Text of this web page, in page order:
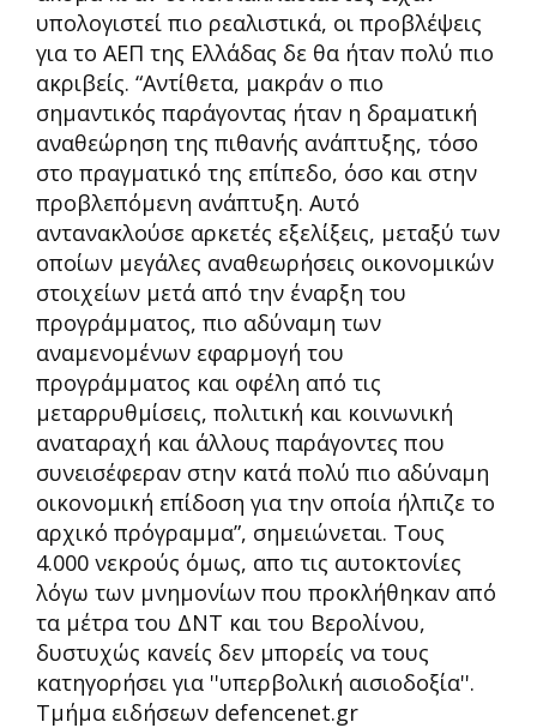
υπολογιστεί πιο ρεαλιστικά, οι προβλέψεις
για το ΑΕΠ της Ελλάδας δε θα ήταν πολύ πιο
ακριβείς. “Αντίθετα, μακράν ο πιο
σημαντικός παράγοντας ήταν η δραματική
αναθεώρηση της πιθανής ανάπτυξης, τόσο
στο πραγματικό της επίπεδο, όσο και στην
προβλεπόμενη ανάπτυξη. Αυτό
αντανακλούσε αρκετές εξελίξεις, μεταξύ των
οποίων μεγάλες αναθεωρήσεις οικονομικών
στοιχείων μετά από την έναρξη του
προγράμματος, πιο αδύναμη των
αναμενομένων εφαρμογή του
προγράμματος και οφέλη από τις
μεταρρυθμίσεις, πολιτική και κοινωνική
αναταραχή και άλλους παράγοντες που
συνεισέφεραν στην κατά πολύ πιο αδύναμη
οικονομική επίδοση για την οποία ήλπιζε το
αρχικό πρόγραμμα”, σημειώνεται. Τους
4.000 νεκρούς όμως, απο τις αυτοκτονίες
λόγω των μνημονίων που προκλήθηκαν από
τα μέτρα του ΔΝΤ και του Βερολίνου,
δυστυχώς κανείς δεν μπορείς να τους
κατηγορήσει για ''υπερβολική αισιοδοξία''.
Tμήμα ειδήσεων defencenet.gr